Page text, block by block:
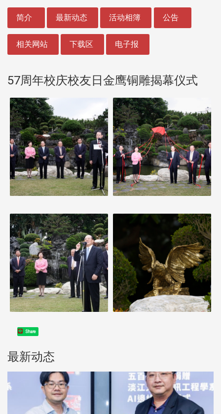
简介 最新动态 活动相簿 公告
相关网站 下载区 电子报
57周年校庆校友日金鹰铜雕揭幕仪式
Share
最新动态